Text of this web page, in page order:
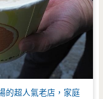
的超人氣老店，家庭